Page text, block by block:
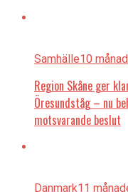
Samhälle10
Region Skåne ger
Öresundståg – nu
motsvarande beslut
Danmark11